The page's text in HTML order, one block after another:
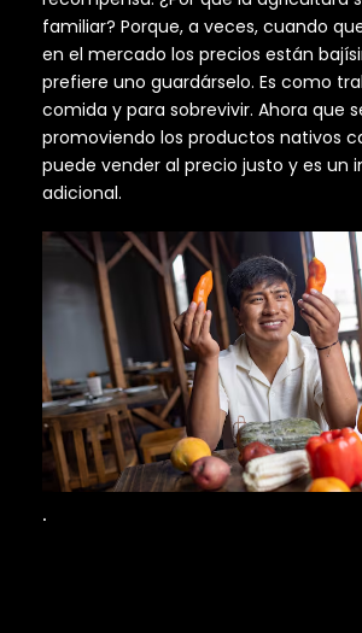
familiar? Porque, a veces, cuando
en el mercado los precios están
prefiere uno guardárselo. Es como
comida y para sobrevivir. Ahora que
promoviendo los productos nativos
puede vender al precio justo y es un
adicional.
.